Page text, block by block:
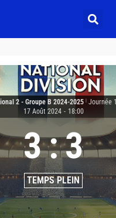
2 - Groupe B 2024-2025
Journée 1
17 Août 2024 - 18:00
3:3
TEMPS PLEIN